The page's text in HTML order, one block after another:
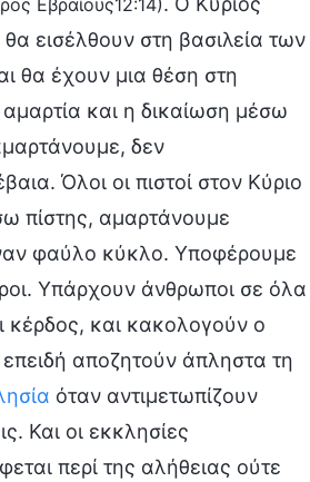
Εβραίους12:14)
εισέλθουν στη βασιλεία των
θα έχουν μια θέση στη
αμαρτία και η δικαίωση μέσω
δεν
Όλοι οι πιστοί στον Κύριο
πίστης, αμαρτάνουμε
φαύλο κύκλο. Υποφέρουμε
Υπάρχουν άνθρωποι σε όλα
κέρδος, και κακολογούν ο
αποζητούν άπληστα τη
όταν αντιμετωπίζουν
Και οι εκκλησίες
περί της αλήθειας ούτε